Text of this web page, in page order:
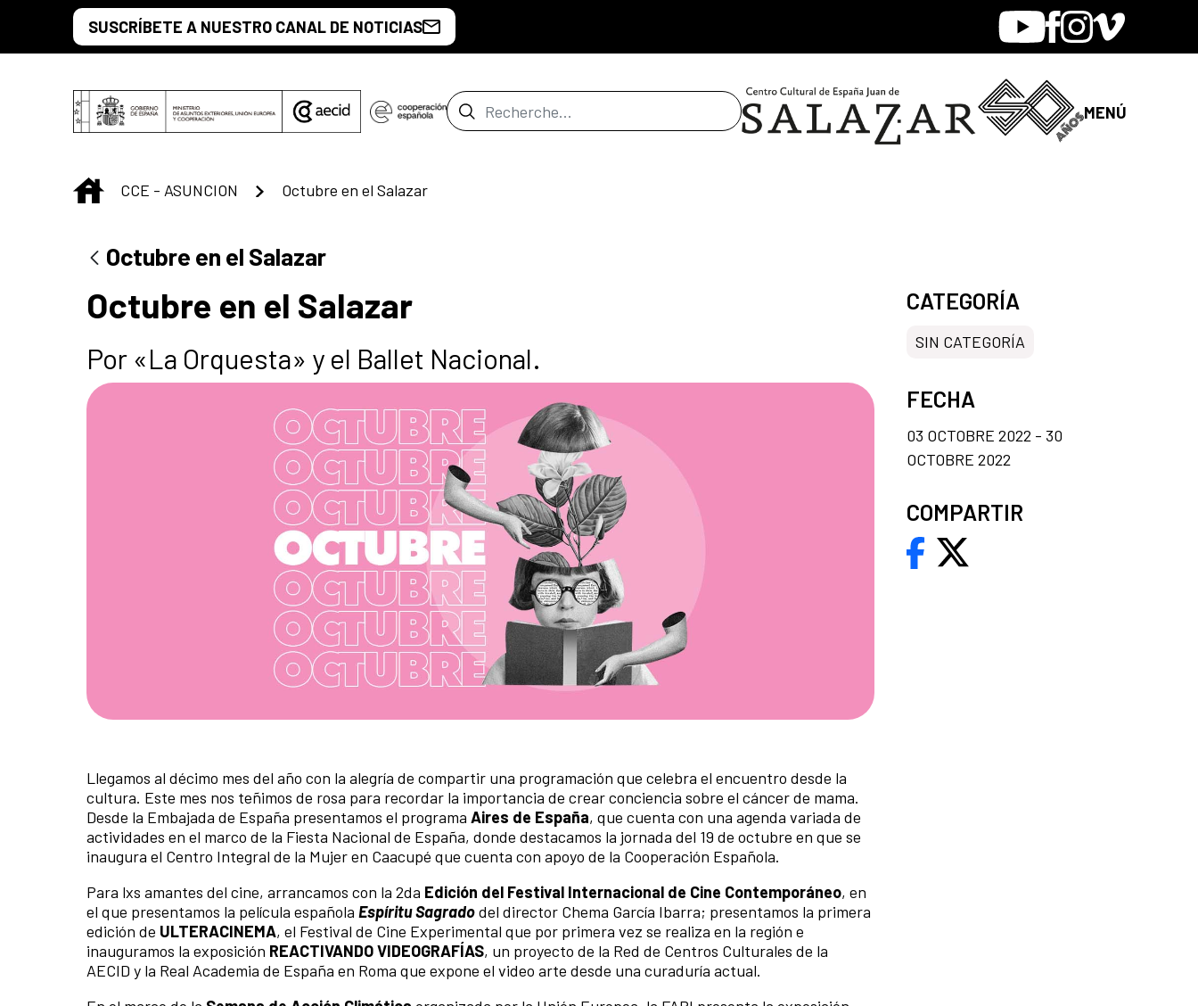
Saut au contenu principal
SUSCRÍBETE A NUESTRO CANAL DE NOTICIAS YoutubeFacebook
Instagram
Vimeo
Barre de recherche MENÚ
INICIO
CCE - ASUNCION Octubre en el Salazar
Octubre en el Salazar
Octubre en el Salazar
Por «La Orquesta» y el Ballet Nacional.
Llegamos al décimo mes del año con la alegría de compartir una programación que celebra el encuentro desde la
cultura. Este mes nos teñimos de rosa para recordar la importancia de crear conciencia sobre el cáncer de mama.
Desde la Embajada de España presentamos el programa Aires de España, que cuenta con una agenda variada de
actividades en el marco de la Fiesta Nacional de España, donde destacamos la jornada del 19 de octubre en que se
inaugura el Centro Integral de la Mujer en Caacupé que cuenta con apoyo de la Cooperación Española.
Para lxs amantes del cine, arrancamos con la 2da Edición del Festival Internacional de Cine Contemporáneo, en
el que presentamos la película española Espíritu Sagradodel director Chema García Ibarra; presentamos la primera
edición de ULTERACINEMA, el Festival de Cine Experimental que por primera vez se realiza en la región e
inauguramos la exposición REACTIVANDO VIDEOGRAFÍAS, un proyecto de la Red de Centros Culturales de la
AECID y la Real Academia de España en Roma que expone el video arte desde una curaduría actual.
CATEGORÍA
SIN CATEGORÍA
FECHA
03 OCTOBRE 2022 - 30
OCTOBRE 2022
COMPARTIR